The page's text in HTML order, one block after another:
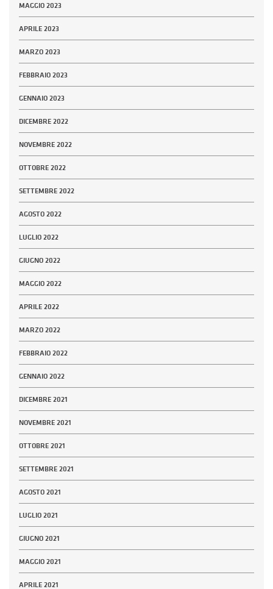
MAGGIO 2023
APRILE 2023
MARZO 2023
FEBBRAIO 2023
GENNAIO 2023
DICEMBRE 2022
NOVEMBRE 2022
OTTOBRE 2022
SETTEMBRE 2022
AGOSTO 2022
LUGLIO 2022
GIUGNO 2022
MAGGIO 2022
APRILE 2022
MARZO 2022
FEBBRAIO 2022
GENNAIO 2022
DICEMBRE 2021
NOVEMBRE 2021
OTTOBRE 2021
SETTEMBRE 2021
AGOSTO 2021
LUGLIO 2021
GIUGNO 2021
MAGGIO 2021
APRILE 2021